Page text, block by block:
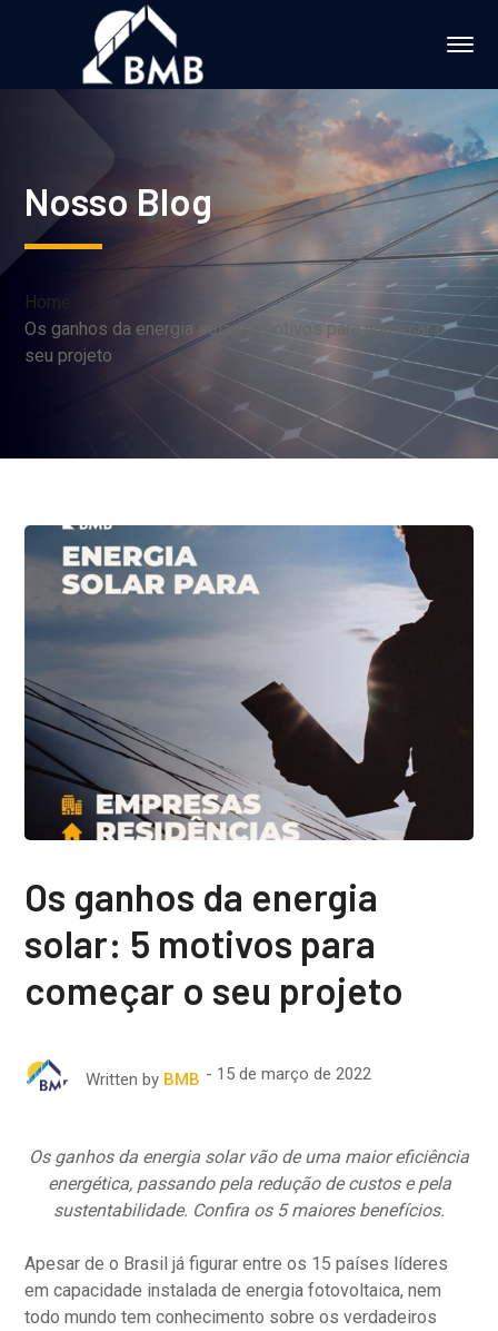
Nosso Blog
Home
Os ganhos da energia solar: 5 motivos para começar o
seu projeto
Os ganhos da energia
solar: 5 motivos para
começar o seu projeto
Written by BMB 15 de março de 2022
Os ganhos da energia solar vão de uma maior eficiência
energética, passando pela redução de custos e pela
sustentabilidade. Confira os 5 maiores benefícios.
Apesar de o Brasil já figurar entre os 15 países líderes
em capacidade instalada de energia fotovoltaica, nem
todo mundo tem conhecimento sobre os verdadeiros